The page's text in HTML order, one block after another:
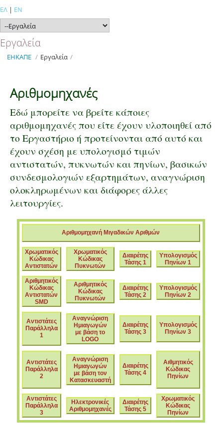
ΕΛ | EN
Εργαλεία
ΕΗΚΑΠΕ / Εργαλεία /
Αριθμομηχανές
Εδώ μπορείτε να βρείτε κάποιες
αριθμομηχανές που είτε έχουν υλοποιηθεί από
το Εργαστήριο ή προτείνονται από αυτό και
έχουν σχέση με υπολογισμό τιμών
αντιστατών, πυκνωτών και πηνίων, βασικών
συνδεσμολογιών εξαρτημάτων, αναγνώριση
ολοκληρωμένων και διάφορες άλλες
λειτουργίες.
Αριθμομηχανή Μιγαδικών Αριθμών
Χρωματικός
Κώδικας
Αντιστατών
Χρωματικός
Κώδικας
Πυκνωτών
Διαιρέτης
Τάσης 1
Υπολογισμός
Πηνίων 1
Αριθμητικός
Κώδικας
Αντιστατών
SMD
Αριθμητικός
Κώδικας
Πυκνωτών
Διαιρέτης
Τάσης 2
Υπολογισμός
Πηνίων 2
Αντιστάτες
Παράλληλα
1
Αναγνώριση
Ημιαγωγών
με βάση το
LOGO
Διαιρέτης
Τάσης 3
Υπολογισμός
Πηνίων 3
Αντιστάτες
Παράλληλα
2
Αναγνώριση
Ημιαγωγών
με βάση τον
Κατασκευαστή
Διαιρέτης
Τάσης 4
Αιθμητικός
Κώδικας
Πηνίων
Αντιστάτες
Παράλληλα
3
Ηλεκτρονικές
Αριθμομηχανές
Διαιρέτης
Τάσης 5
Χρωματικός
Κώδικας
Πηνίων